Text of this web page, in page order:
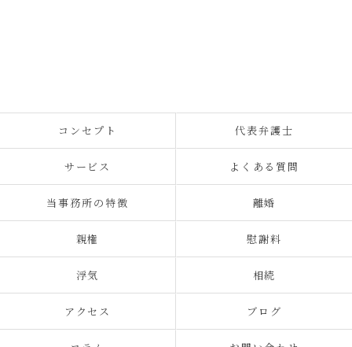
コンセプト 代表弁護士
サービス よくある質問
当事務所の特徴 離婚
親権 慰謝料
浮気 相続
アクセス ブログ